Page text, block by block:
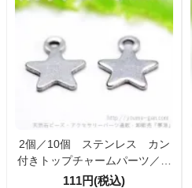
2個／10個 ステンレス カン
付きトップチャームパーツ／ス
ターモチーフ10×8ｍｍ（10149
111円(税込)